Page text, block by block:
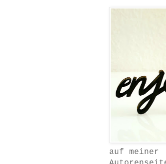
auf meiner